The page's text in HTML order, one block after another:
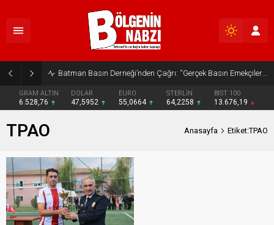
Batman Basın Derneği’nden Çağrı: “Gerçek Basın Emekçileri Desteklenmeli”
GRAM ALTIN
6.528,76
DOLAR
47,5952
EURO
55,0664
STERLİN
64,2258
BIST 100
13.676,19
TPAO Anasayfa Etiket:TPAO